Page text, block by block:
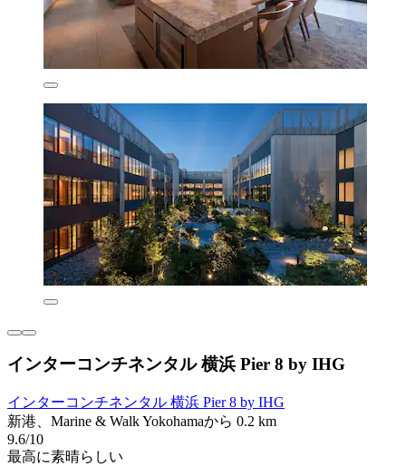
インターコンチネンタル 横浜 Pier 8 by IHG
インターコンチネンタル 横浜 Pier 8 by IHG
新港、Marine & Walk Yokohamaから 0.2 km
9.6/10
最高に素晴らしい